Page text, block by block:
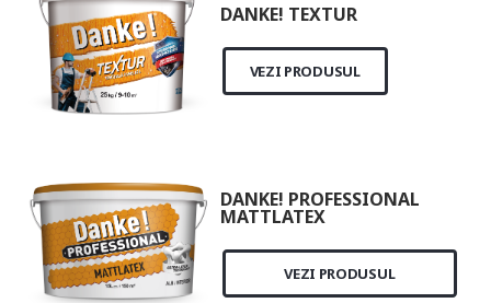
DANKE! TEXTUR
VEZI PRODUSUL
DANKE! PROFESSIONAL
MATTLATEX
VEZI PRODUSUL